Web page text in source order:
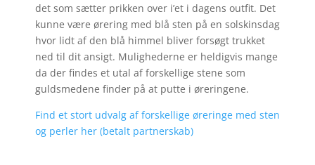
det som sætter prikken over i’et i dagens outfit. Det
kunne være ørering med blå sten på en solskinsdag
hvor lidt af den blå himmel bliver forsøgt trukket
ned til dit ansigt. Mulighederne er heldigvis mange
da der findes et utal af forskellige stene som
guldsmedene finder på at putte i øreringene.
Find et stort udvalg af forskellige øreringe med sten
og perler her (betalt partnerskab)